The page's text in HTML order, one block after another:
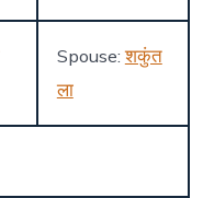
Spouse:शकुंत
ला